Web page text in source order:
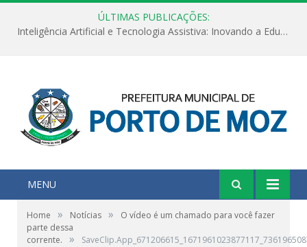
ÚLTIMAS PUBLICAÇÕES:
Inteligência Artificial e Tecnologia Assistiva: Inovando a Educação Especial e Inclusiva
MENU
Home » Notícias »
O vídeo é um chamado para você fazer
parte dessa
corrente.
»